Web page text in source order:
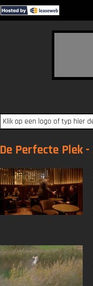
De Perfecte Plek